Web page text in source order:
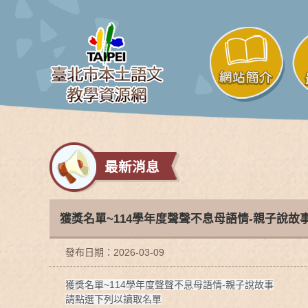
最新消息
獲獎名單~114學年度聲聲不息母語情-親子說故
發布日期：2026-03-09
獲獎名單~114學年度聲聲不息母語情-親子說故事
請點選下列以讀取名單